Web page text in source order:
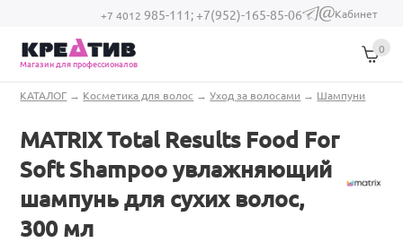
Перейти к основному содержанию
+7 4012 985-111;+7(952)-165-85-06
(link sends e-
Кабинет
Магазин для профессионалов
0
Вы здесь
КАТАЛОГ → Косметика для волос →Уход за волосами → Шампуни
MATRIX Total Results Food For
Soft Shampoo увлажняющий
шампунь для сухих волос,
300 мл